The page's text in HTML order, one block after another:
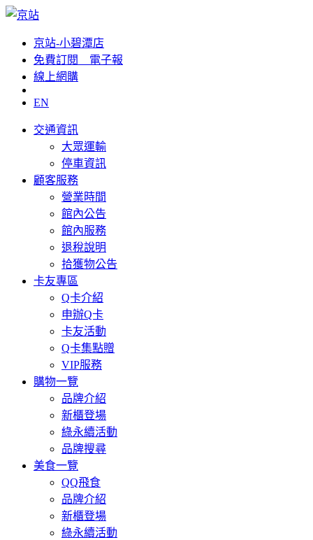
京站-小碧潭店
免費訂閱__電子報
線上網購
EN
交通資訊
大眾運輸
停車資訊
顧客服務
營業時間
館內公告
館內服務
退稅說明
拾獲物公告
卡友專區
Q卡介紹
申辦Q卡
卡友活動
Q卡集點贈
VIP服務
購物一覽
品牌介紹
新櫃登場
綠永續活動
品牌搜尋
美食一覽
QQ飛食
品牌介紹
新櫃登場
綠永續活動